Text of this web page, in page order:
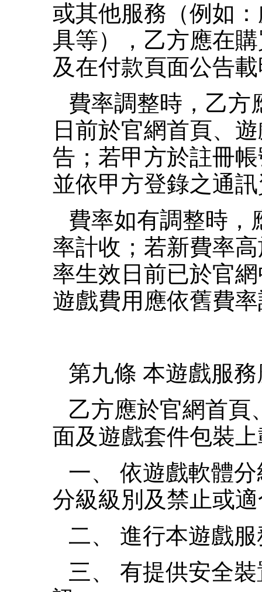
或其他服務（例如
具等），乙方應在
及在付款頁面公告
費率調整時，乙方
日前於官網首頁、
告；若甲方於註冊
並依甲方登錄之通
費率如有調整時，
率計收；若新費率
率生效日前已於官
遊戲費用應依舊費
第九條 本遊戲服
乙方應於官網首頁
面及遊戲套件包裝
一、 依遊戲軟體
分級級別及禁止或
二、 進行本遊戲
三、 有提供安全